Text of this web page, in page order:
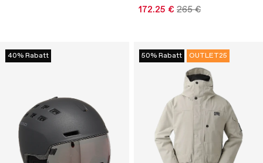
172.25 € 265 €
40% Rabatt 50% Rabatt OUTLET25